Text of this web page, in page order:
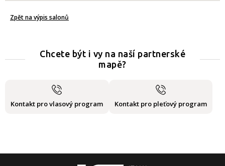
Zpět na výpis salonů
Chcete být i vy na naší partnerské
mapě?
Kontakt pro vlasový program Kontakt pro pleťový program